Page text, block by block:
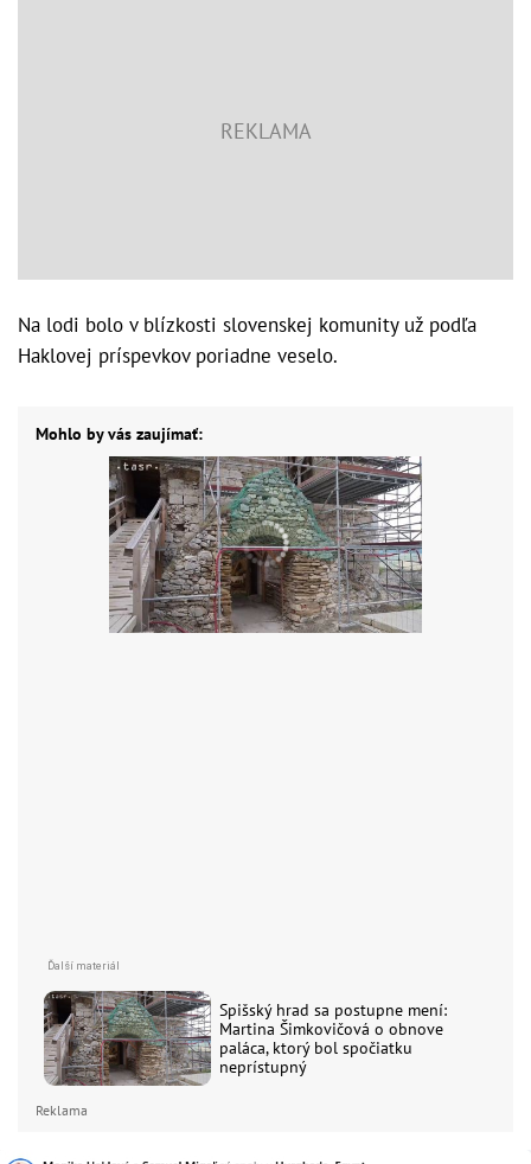
Na lodi bolo v blízkosti slovenskej komunity už podľa
Haklovej príspevkov poriadne veselo.
Mohlo by vás zaujímať:
Spišský hrad sa postupne mení:
Martina Šimkovičová o obnove
paláca, ktorý bol spočiatku
neprístupný
Reklama